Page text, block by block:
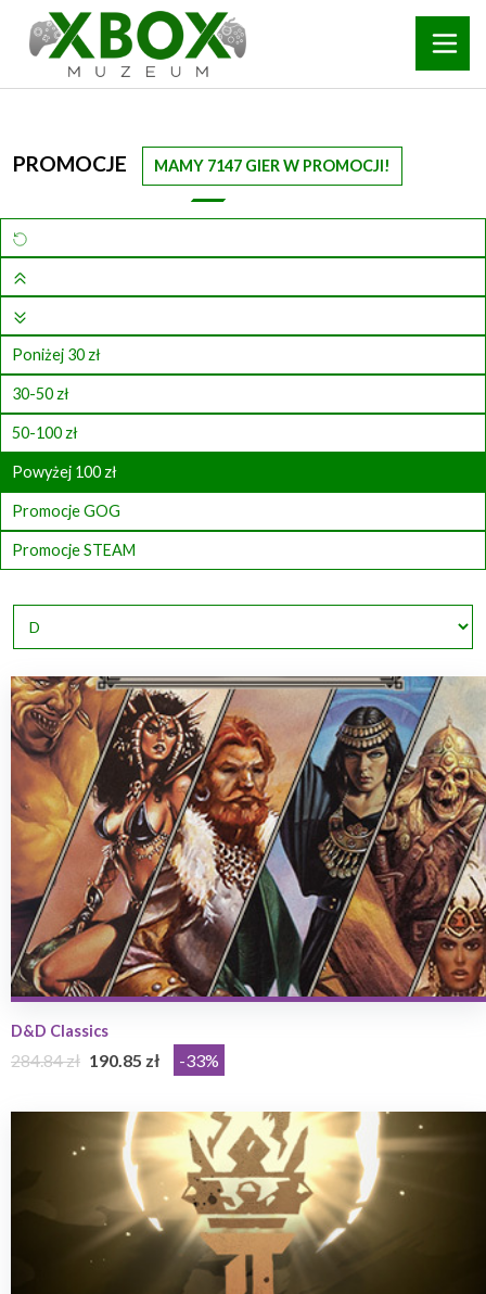
PROMOCJE MAMY 7147 GIER W PROMOCJI!
Poniżej 30 zł
30-50 zł
50-100 zł
Powyżej 100 zł
Promocje GOG
Promocje STEAM
D&D Classics
284.84 zł 190.85 zł -33%